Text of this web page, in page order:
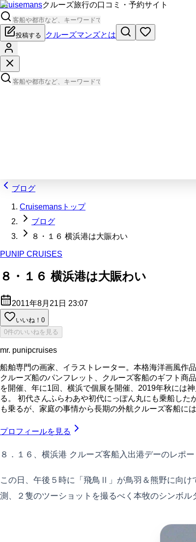
Cruisemansクルーズ旅行の口コミ・予約サイト
投稿する クルーズマンズとは
ブログ
Cruisemansトップ
ブログ
８・１６ 横浜港は大賑わい
PUNIP CRUISES
８・１６ 横浜港は大賑わい
2011年8月21日 23:07
いいね！ 0
0件のいいねを見る
mr. punipcruises
船舶専門の画家、イラストレーター。本格海洋画風作
クルーズ船のパンフレット、クルーズ客船のギフト商
を開催、年に1回、横浜で個展を開催、2019年秋には
る。 初代さんふらわあや初代にっぽん丸にも乗船し
も乗るが、家庭の事情から長期の外航クルーズ客船に
プロフィールを見る
８．１６、横浜港 クルーズ客船入出港デーのレポー
この日、午後５時に「飛鳥Ⅱ」が鳥羽＆熊野に向
測、２隻のツーショットを撮るべく本牧のシンボ